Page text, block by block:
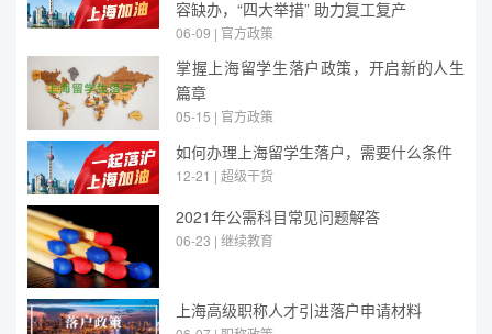
容缺办，“四大举措” 助力复工复产
06-09 | 官方政策
掌握上海留学生落户政策，开启新的人生
篇章
05-15 | 官方政策
如何办理上海留学生落户，需要什么条件
12-21 | 超级干货
2021年公需科目常见问题解答
06-23 | 继续教育
上海高级职称人才引进落户申请材料